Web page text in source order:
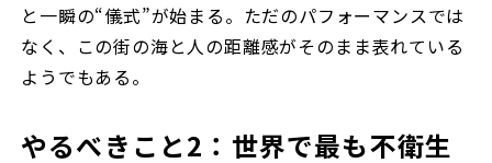
と一瞬の“儀式”が始まる。ただのパフォーマンスでは
なく、この街の海と人の距離感がそのまま表れている
ようでもある。
やるべきこと2：世界で最も不衛生